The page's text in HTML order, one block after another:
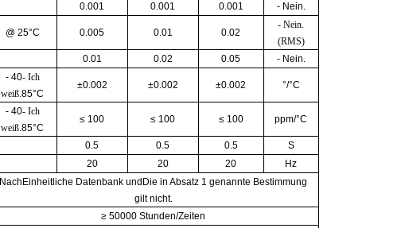
0.001 0.001 0.001 - Nein.
@ 25°C 0.005 0.01 0.02
- Nein.
(RMS)
0.01 0.02 0.05 - Nein.
- 40- Ich
weiß.85°C
±0.002 ±0.002 ±0.002 °/°C
- 40- Ich
weiß.85°C
≤ 100 ≤ 100 ≤ 100 ppm/°C
0.5 0.5 0.5
S
20 20 20 Hz
Nach Einheitliche Datenbank und Die in Absatz 1 genannte Bestimmung
gilt nicht.
≥ 50000 Stunden/Zeiten